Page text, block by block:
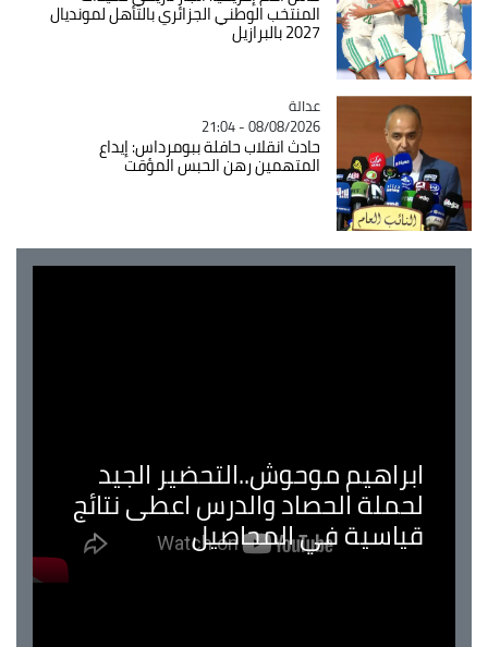
المنتخب الوطني الجزائري بالتأهل لمونديال
2027 بالبرازيل
Catégorie
عدالة
08/08/2026 - 21:04
حادث انقلاب حافلة ببومرداس: إيداع
المتهمين رهن الحبس المؤقت
ابراهيم موحوش..التحضير الجيد
لحملة الحصاد والدرس اعطى نتائج
قياسية في المحاصيل